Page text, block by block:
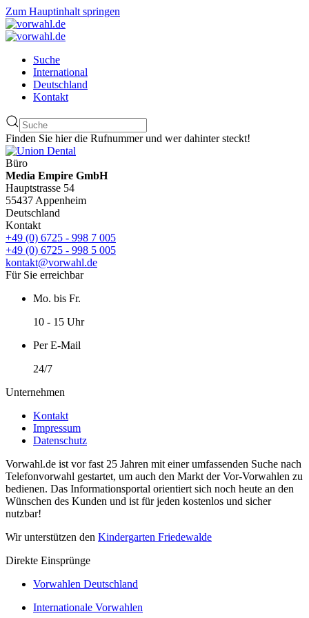
Zum Hauptinhalt springen
Suche
International
Deutschland
Kontakt
Finden Sie hier die Rufnummer und wer dahinter steckt!
Büro
Media Empire GmbH
Hauptstrasse 54
55437 Appenheim
Deutschland
Kontakt
+49 (0) 6725 - 998 7 005
+49 (0) 6725 - 998 5 005
kontakt@vorwahl.de
Für Sie erreichbar
Mo. bis Fr.
10 - 15 Uhr
Per E-Mail
24/7
Unternehmen
Kontakt
Impressum
Datenschutz
Vorwahl.de ist vor fast 25 Jahren mit einer umfassenden Suche nach
Telefonvorwahl gestartet, um auch den Markt der Vor-Vorwahlen zu
bedienen. Das Informationsportal orientiert sich noch heute an den
Wünschen des Kunden und ist für jeden kostenlos und sicher
nutzbar!
Wir unterstützen den Kindergarten Friedewalde
Direkte Einsprünge
Vorwahlen Deutschland
Internationale Vorwahlen